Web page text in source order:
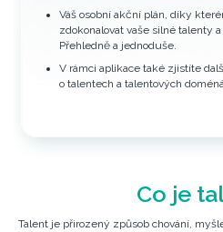
Váš osobní akční plán, díky
zdokonalovat vaše silné talenty
Přehledně a jednoduše.
V rámci aplikace také zjistíte
o talentech a talentových
Co je
Talent je přirozený způsob chování,